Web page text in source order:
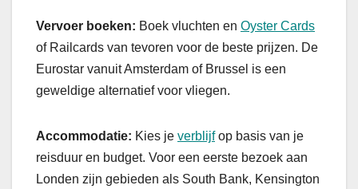
Vervoer boeken: Boek vluchten en Oyster Cards
of Railcards van tevoren voor de beste prijzen. De
Eurostar vanuit Amsterdam of Brussel is een
geweldige alternatief voor vliegen.
Accommodatie: Kies je verblijfop basis van je
reisduur en budget. Voor een eerste bezoek aan
Londen zijn gebieden als South Bank, Kensington